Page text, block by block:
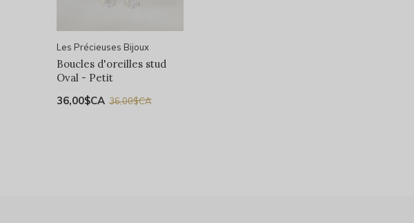
Les Précieuses Bijoux
Boucles d'oreilles stud
Oval - Petit
36,00$CA 36,00$CA